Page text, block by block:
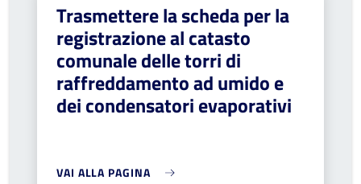
Trasmettere la scheda per la
registrazione al catasto
comunale delle torri di
raffreddamento ad umido e
dei condensatori evaporativi
VAI ALLA PAGINA